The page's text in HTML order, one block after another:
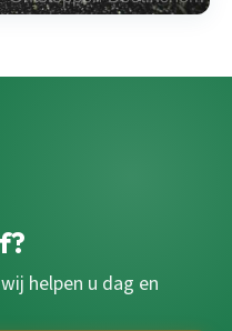
helpen u dag en